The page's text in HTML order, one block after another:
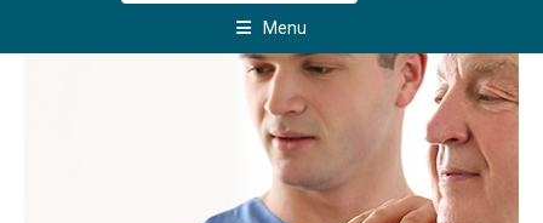
Menu